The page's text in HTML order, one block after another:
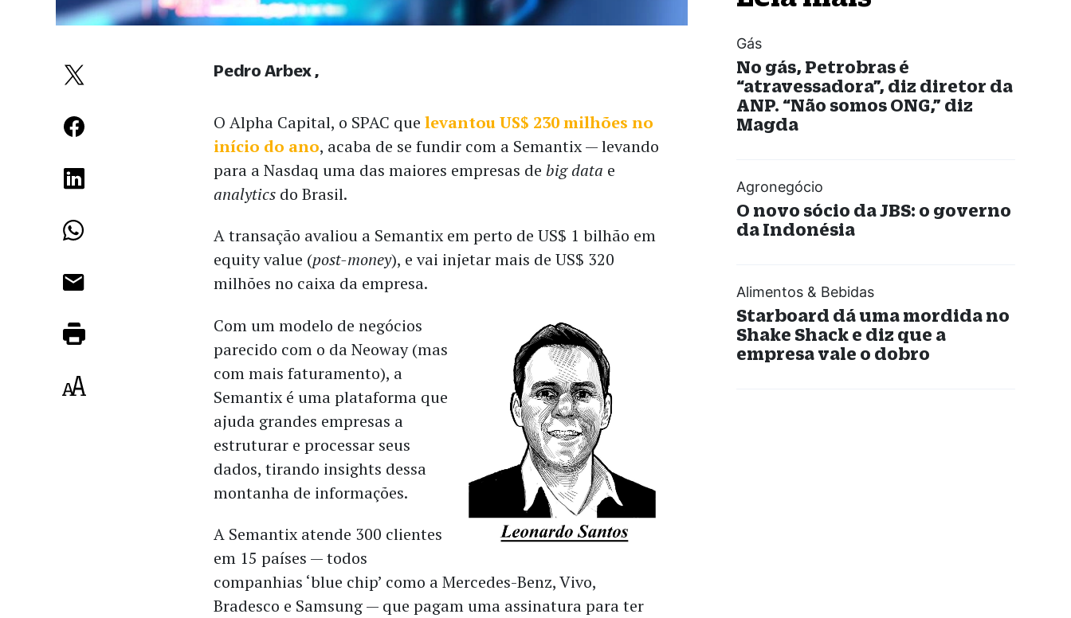
O Alpha Capital, o SPAC quelevantou US$ 230 milhões no
início do ano, acaba de se fundir com a Semantix — levando
para a Nasdaq uma das maiores empresas debig data e
analytics do Brasil.
A transação avaliou a Semantix em perto de US$ 1 bilhão em
equity value (post-money), e vai injetar mais de US$ 320
milhões no caixa da empresa.
Com um modelo de negócios
parecido com o da Neoway (mas
com mais faturamento), a
Semantix é uma plataforma que
ajuda grandes empresas a
estruturar e processar seus
dados, tirando insights dessa
montanha de informações.
A Semantix atende 300 clientes
em 15 países — todos
companhias ‘blue chip’ como a Mercedes-Benz, Vivo,
Bradesco e Samsung — que pagam uma assinatura para ter
Pedro Arbex
Gás
No gás, Petrobras é
“atravessadora”, diz diretor da
ANP. “Não somos ONG,” diz
Magda
Agronegócio
O novo sócio da JBS: o governo
da Indonésia
Alimentos & Bebidas
Starboard dá uma mordida no
Shake Shack e diz que a
empresa vale o dobro